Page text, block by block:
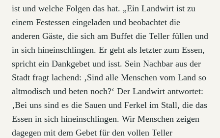
ist und welche Folgen das hat. „Ein Landwirt ist zu
einem Festessen eingeladen und beobachtet die
anderen Gäste, die sich am Buffet die Teller füllen und
in sich hineinschlingen. Er geht als letzter zum Essen,
spricht ein Dankgebet und isst. Sein Nachbar aus der
Stadt fragt lachend: ‚Sind alle Menschen vom Land so
altmodisch und beten noch?‘ Der Landwirt antwortet:
‚Bei uns sind es die Sauen und Ferkel im Stall, die das
Essen in sich hineinschlingen. Wir Menschen zeigen
dagegen mit dem Gebet für den vollen Teller